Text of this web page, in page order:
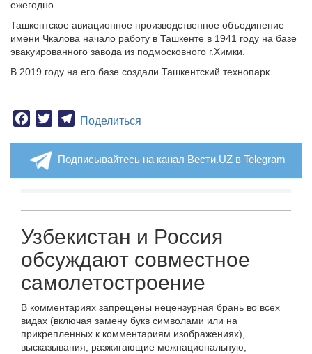
ежегодно.
Ташкентское авиационное производственное объединение
имени Чкалова начало работу в Ташкенте в 1941 году на базе
эвакуированного завода из подмосковного г.Химки.
В 2019 году на его базе создали Ташкентский технопарк.
Facebook
TwitterTelegram
Поделиться
Подписывайтесь на канал Вести.UZ в Telegram
Узбекистан и Россия
обсуждают совместное
самолетостроение
В комментариях запрещены нецензурная брань во всех
видах (включая замену букв символами или на
прикрепленных к комментариям изображениях),
высказывания, разжигающие межнациональную,